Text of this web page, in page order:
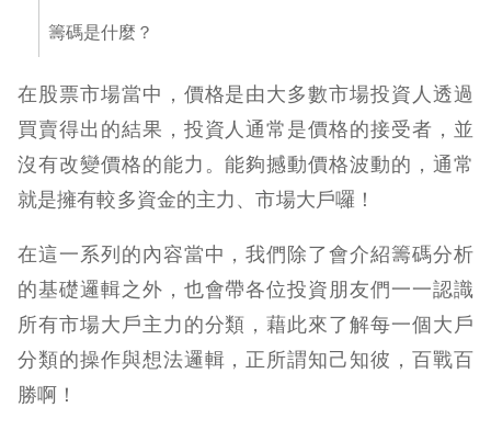
籌碼是什麼？
在股票市場當中，價格是由大多數市場投資人透過
買賣得出的結果，投資人通常是價格的接受者，並
沒有改變價格的能力。能夠撼動價格波動的，通常
就是擁有較多資金的主力、市場大戶囉！
在這一系列的內容當中，我們除了會介紹籌碼分析
的基礎邏輯之外，也會帶各位投資朋友們一一認識
所有市場大戶主力的分類，藉此來了解每一個大戶
分類的操作與想法邏輯，正所謂知己知彼，百戰百
勝啊！